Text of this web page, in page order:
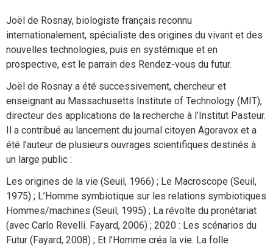
Joël de Rosnay, biologiste français reconnu
internationalement, spécialiste des origines du vivant et des
nouvelles technologies, puis en systémique et en
prospective, est le parrain des Rendez-vous du futur.
Joël de Rosnay a été successivement, chercheur et
enseignant au Massachusetts Institute of Technology (MIT),
directeur des applications de la recherche à l’Institut Pasteur.
Il a contribué au lancement du journal citoyen Agoravox et a
été l’auteur de plusieurs ouvrages scientifiques destinés à
un large public :
Les origines de la vie (Seuil, 1966) ; Le Macroscope (Seuil,
1975) ; L’Homme symbiotique sur les relations symbiotiques
Hommes/machines (Seuil, 1995) ; La révolte du pronétariat
(avec Carlo Revelli. Fayard, 2006) ; 2020 : Les scénarios du
Futur (Fayard, 2008) ; Et l’Homme créa la vie. La folle